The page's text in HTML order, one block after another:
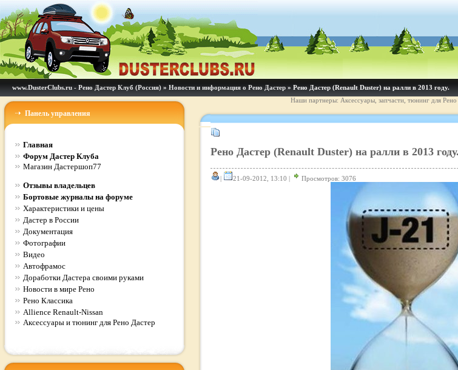
www.DusterClubs.ru - Рено Дастер Клуб (Россия) » Новости и информация о Рено Дастер » Рено Дастер (Renault Duster) на ралли в 2013 году.
Панель управления
Главная
Форум Дастер Клуба
Магазин Дастершоп77
Отзывы владельцев
Бортовые журналы на форуме
Характеристики и цены
Дастер в России
Документация
Фотографии
Видео
Автофрамос
Доработки Дастера своими руками
Новости в мире Рено
Рено Классика
Allience Renault-Nissan
Аксессуары и тюнинг для Рено Дастер
Наши партнеры: Аксессуары, запчасти, тюнинг для
Рено Дастер (Renault Duster) на ралли в 2013 году.
| 21-09-2012, 13:10 | Просмотров: 3076